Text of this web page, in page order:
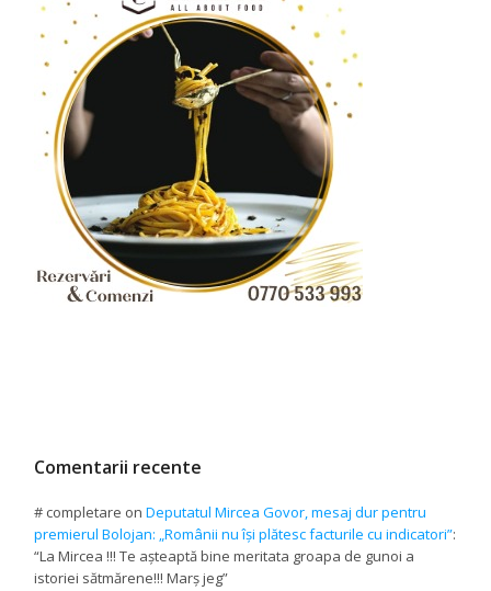
Comentarii recente
# completare onDeputatul Mircea Govor, mesaj dur pentru
premierul Bolojan: „Românii nu își plătesc facturile cu indicatori”:
“La Mircea !!! Te așteaptă bine meritata groapa de gunoi a
istoriei sătmărene!!! Marș jeg”